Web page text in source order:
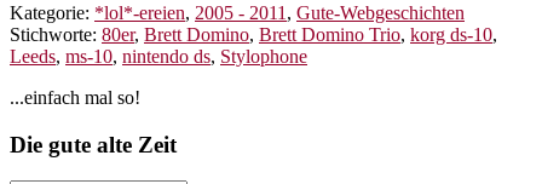
–
der
Stylophone
Kategorie: *lol*-ereien, 2005 - 2011 , Gute-Webgeschichten
Stichworte: 80er, Brett Domino, Brett Domino Trio, korg ds-10,
Leeds, ms-10, nintendo ds, Stylophone
Seitenspalte
...einfach mal so!
Footer
Die gute alte Zeit